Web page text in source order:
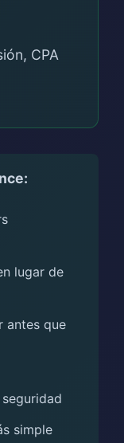
CPA
lugar de
antes que
simple